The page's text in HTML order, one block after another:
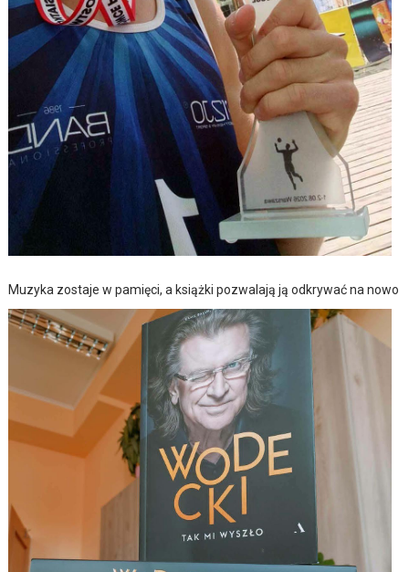
Muzyka zostaje w pamięci, a książki pozwalają ją odkrywać na nowo